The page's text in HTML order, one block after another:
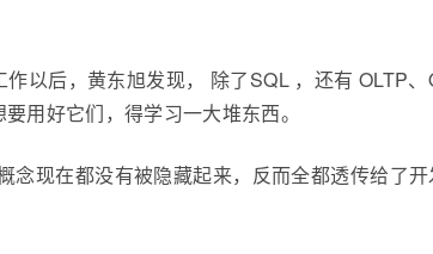
以后，黄东旭发现， 除了SQL ，还有 OLTP、
用好它们，得学习一大堆东西。
念现在都没有被隐藏起来，反而全都透传给了